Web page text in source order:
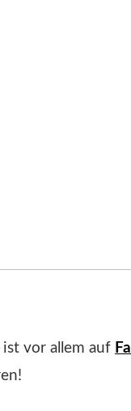
ist vor allem auf